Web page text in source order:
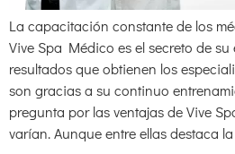
La capacitación constante de los
Vive Spa Médico es el secreto de su
resultados que obtienen los
son gracias a su continuo
pregunta por las ventajas de Vive
varían. Aunque entre ellas destaca